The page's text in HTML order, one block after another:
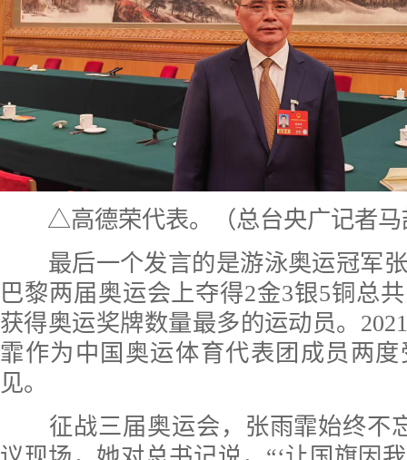
△高德荣代表。（总台央广记者马
最后一个发言的是游泳奥运冠军张
巴黎两届奥运会上夺得2金3银5铜总
获得奥运奖牌数量最多的运动员。
霏作为中国奥运体育代表团成员两
见。
征战三届奥运会，张雨霏始终不